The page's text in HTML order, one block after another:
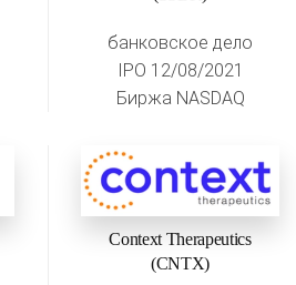
банковское дело
IPO 12/08/2021
Биржа NASDAQ
Context Therapeutics
(CNTX)